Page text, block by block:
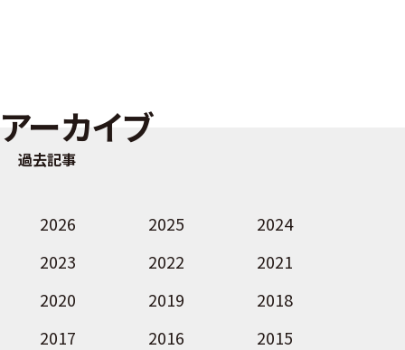
アーカイブ
過去記事
2026 2025
2024
2023
2022
2021
2020
2019
2018
2017
2016
2015